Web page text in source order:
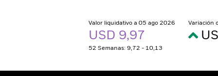
Valor liquidativo a 05 ago 2026
USD 9,97
52 Semanas: 9,72 - 10,13
Variación